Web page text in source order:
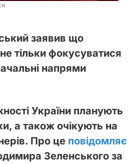
заявив що
тільки фокусуватися
напрями
України планують
а також очікують на
Про це повідомляє
Зеленського за